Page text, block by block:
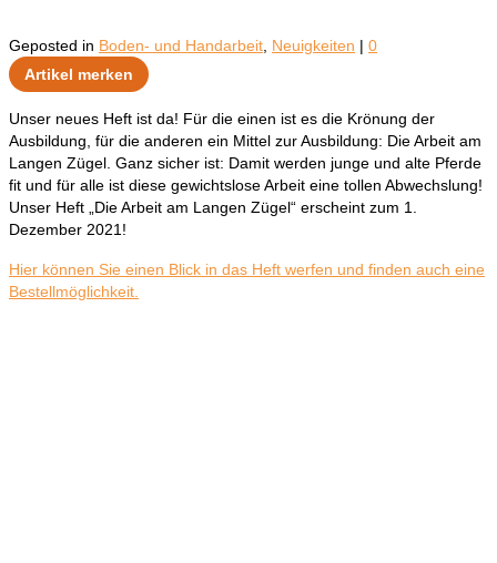
Geposted in Boden- und Handarbeit Neuigkeiten | 0
Artikel merken
Unser neues Heft ist da! Für die einen ist es die Krönung der
Ausbildung, für die anderen ein Mittel zur Ausbildung: Die Arbeit am
Langen Zügel. Ganz sicher ist: Damit werden junge und alte Pferde
fit und für alle ist diese gewichtslose Arbeit eine tollen Abwechslung!
Unser Heft „Die Arbeit am Langen Zügel“ erscheint zum 1.
Dezember 2021!
Hier können Sie einen Blick in das Heft werfen und finden auch eine
Bestellmöglichkeit.